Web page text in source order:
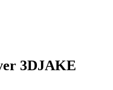
3DJAKE